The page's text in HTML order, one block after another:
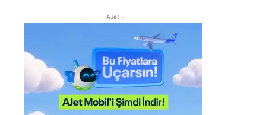
- AJet -